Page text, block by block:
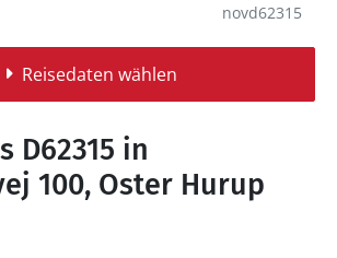
novd62315
Reisedaten wählen
D62315 in
100, Oster Hurup